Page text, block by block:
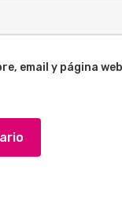
email y página